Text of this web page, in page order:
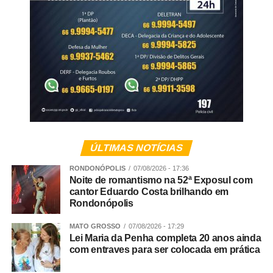
as nossas mulheres não são bem tratadas em Mato
Grosso. Ele nos mostra que ainda vivemos o
patriarcalismo, o machismo exacerbado, que somos um
estado machista, homofóbico, transfóbico e que não tem
respeitado os segmentos de pessoas em situação de
vulnerabilidade.
Veja Mais:
Conselho de Arquitetura fiscaliza
Paranaíta e Nova Bandeirantes
Você disse que somos o estado que melhor aplica a lei
Maria da Penha, mas mesmo assim estamos nesse
ranking de onde mais morrem mulheres. Como explicar
esse paradoxo?
Rosana Leite – Eu explico da seguinte forma: apenas o
Sistema de Justiça não é capaz de resolver tudo. Não é
ÚLTIMAS NOTÍCIAS
RONDONÓPOLIS 07/08/2026 - 17:36
Noite de romantismo na 52ª Exposul com
cantor Eduardo Costa brilhando em
Rondonópolis
MATO GROSSO 07/08/2026 - 17:29
Lei Maria da Penha completa 20 anos ainda
com entraves para ser colocada em prática